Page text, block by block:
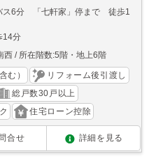
ス6分 「七軒家」停まで 徒歩1
14分
西 所在階数:5階・地上6階
む）
リフォーム後引渡し
総戸数30戸以上
住宅ローン控除
合せ 詳細を見る